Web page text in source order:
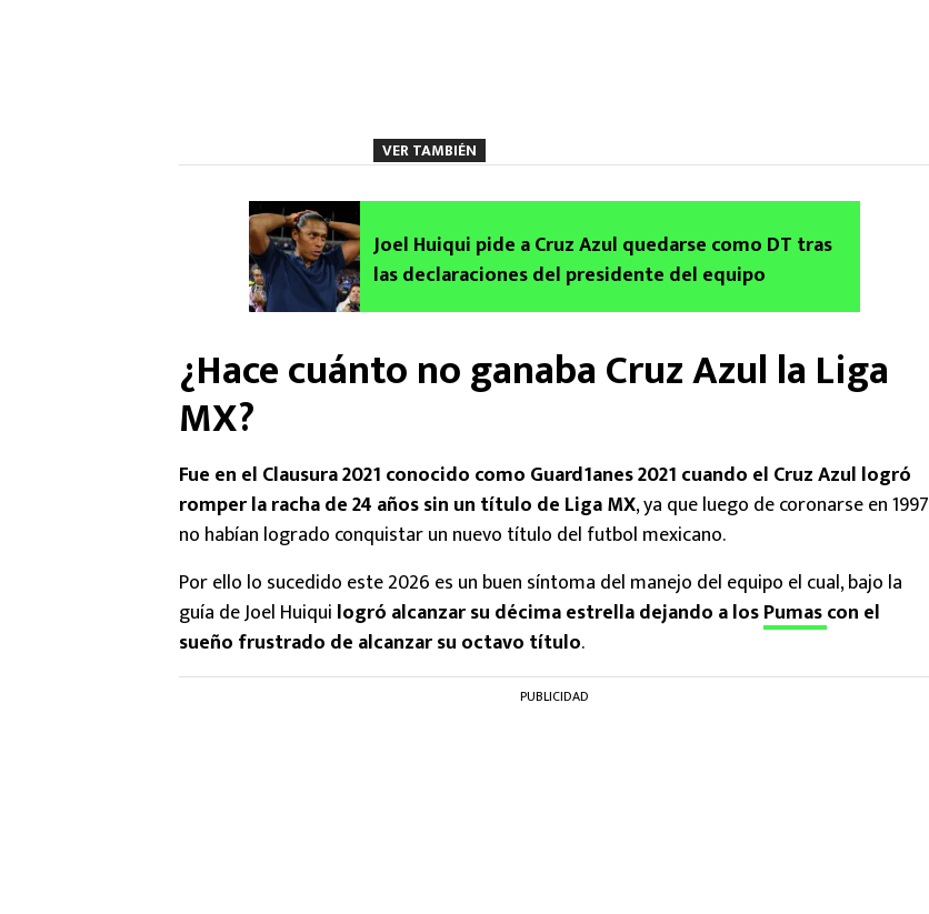
VER TAMBIÉN
Joel Huiqui pide a Cruz Azul quedarse como DT tras
las declaraciones del presidente del equipo
¿Hace cuánto no ganaba Cruz Azul la Liga
MX?
Fue en el Clausura 2021 conocido como Guard1anes 2021 cuando el Cruz Azul logró
romper la racha de 24 años sin un título de Liga MX, ya que luego de coronarse en 1997
no habían logrado conquistar un nuevo título del futbol mexicano.
Por ello lo sucedido este 2026 es un buen síntoma del manejo del equipo el cual, bajo la
guía de Joel Huiqui logró alcanzar su décima estrella dejando a losPumascon el
sueño frustrado de alcanzar su octavo título.
PUBLICIDAD